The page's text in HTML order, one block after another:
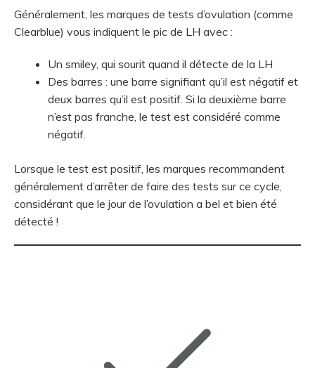
Généralement, les marques de tests d’ovulation (comme
Clearblue) vous indiquent le pic de LH avec :
Un smiley, qui sourit quand il détecte de la LH
Des barres : une barre signifiant qu’il est négatif et
deux barres qu’il est positif. Si la deuxième barre
n’est pas franche, le test est considéré comme
négatif.
Lorsque le test est positif, les marques recommandent
généralement d’arrêter de faire des tests sur ce cycle,
considérant que le jour de l’ovulation a bel et bien été
détecté !